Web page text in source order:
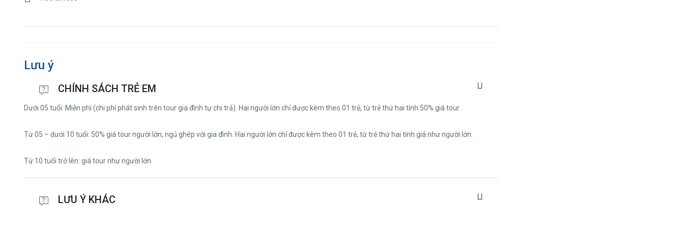
Lưu ý
CHÍNH SÁCH TRẺ EM
Dưới 05 tuổi: Miễn phí (chi phí phát sinh trên tour gia đình tự chi trả). Hai người lớn chỉ được kèm theo 01 trẻ, từ trẻ thứ hai tính 50% giá tour.
Từ 05 – dưới 10 tuổi: 50% giá tour người lớn, ngủ ghép với gia đình. Hai người lớn chỉ được kèm theo 01 trẻ, từ trẻ thứ hai tính giá như người lớn.
Từ 10 tuổi trở lên: giá tour như người lớn.
LƯU Ý KHÁC